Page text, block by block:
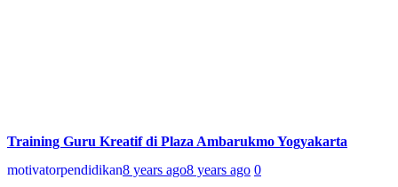
Training Guru Kreatif di Plaza Ambarukmo Yogyakarta
motivatorpendidikan8 years ago8 years ago 0